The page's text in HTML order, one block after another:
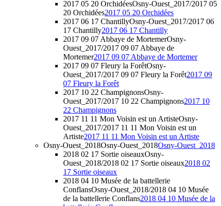
2017 05 20 OrchidéesOsny-Ouest_2017/2017 05
20 Orchidées2017 05 20 Orchidées
2017 06 17 ChantillyOsny-Ouest_2017/2017 06
17 Chantilly2017 06 17 Chantilly
2017 09 07 Abbaye de MortemerOsny-
Ouest_2017/2017 09 07 Abbaye de
Mortemer2017 09 07 Abbaye de Mortemer
2017 09 07 Fleury la ForêtOsny-
Ouest_2017/2017 09 07 Fleury la Forêt2017 09
07 Fleury la Forêt
2017 10 22 ChampignonsOsny-
Ouest_2017/2017 10 22 Champignons2017 10
22 Champignons
2017 11 11 Mon Voisin est un ArtisteOsny-
Ouest_2017/2017 11 11 Mon Voisin est un
Artiste2017 11 11 Mon Voisin est un Artiste
Osny-Ouest_2018Osny-Ouest_2018Osny-Ouest_2018
2018 02 17 Sortie oiseauxOsny-
Ouest_2018/2018 02 17 Sortie oiseaux2018 02
17 Sortie oiseaux
2018 04 10 Musée de la battellerie
ConflansOsny-Ouest_2018/2018 04 10 Musée
de la battellerie Conflans2018 04 10 Musée de la